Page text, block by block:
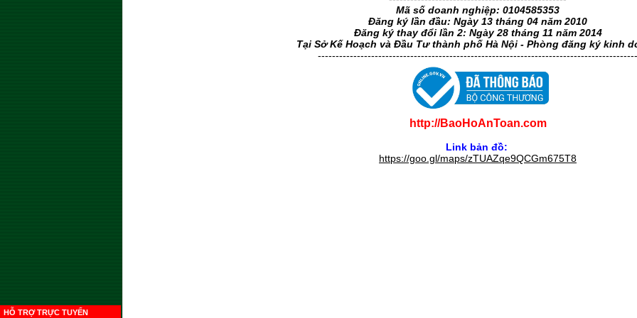
HỖ TRỢ TRỰC TUYẾN
Mã số doanh nghiệp: 0104585353
Đăng ký lần đầu: Ngày 13 tháng 04 năm 2010
Đăng ký thay đổi lần 2: Ngày 28 tháng 11 năm 2014
Tại Sở Kế Hoạch và Đầu Tư thành phố Hà Nội - Phòng đăng ký kinh
------------------------------------------------------------------------------------------
http://BaoHoAnToan.com
Link bản đồ:
https://goo.gl/maps/zTUAZqe9QCGm675T8